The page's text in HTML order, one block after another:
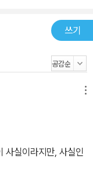
쓰기
사실이라지만, 사실인